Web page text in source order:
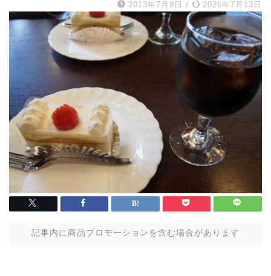
2013年7月9日 / 2026年7月13日
記事内に商品プロモーションを含む場合があります